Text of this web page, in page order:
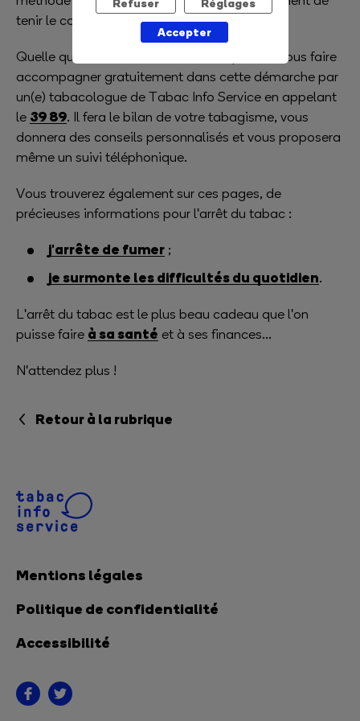
tenir le coup.
Quelle que soit votre décision, vous pouvez vous faire
accompagner gratuitement dans cette démarche par
un(e) tabacologue de Tabac Info Service en appelant
le 39 89. Il fera le bilan de votre tabagisme, vous
donnera des conseils personnalisés et vous proposera
même un suivi téléphonique.
Vous trouverez également sur ces pages, de
précieuses informations pour l'arrêt du tabac :
j'arrête de fumer ;
je surmonte les difficultés du quotidien.
L'arrêt du tabac est le plus beau cadeau que l'on
puisse faire à sa santé et à ses finances...
N'attendez plus !
Retour à la rubrique
Mentions légales
Politique de confidentialité
Accessibilité
Accepter